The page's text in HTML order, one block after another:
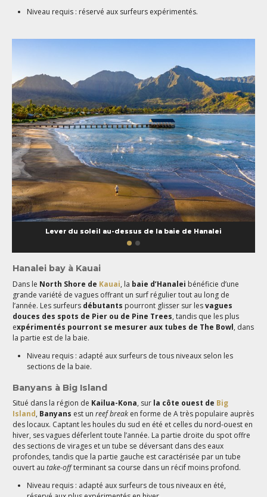
Niveau requis : réservé aux surfeurs expérimentés.
Lever du soleil au-dessus de la baie de Hanalei
Hanalei bay à Kauai
Dans le North Shore de Kauai, la baie d’Hanalei bénéficie d’une
grande variété de vagues offrant un surf régulier tout au long de
l’année. Les surfeurs débutants pourront glisser sur lesvagues
douces des spots de Pier ou de Pine Trees, tandis que les plus
expérimentés pourront se mesurer aux tubes de The Bowl, dans
la partie est de la baie.
Niveau requis : adapté aux surfeurs de tous niveaux selon les
sections de la baie.
Banyans à Big Island
Situé dans la région de Kailua-Kona, sur la côte ouest de Big
Island, Banyans est unreef break en forme de A très populaire auprès
des locaux. Captant les houles du sud en été et celles du nord-ouest en
hiver, ses vagues déferlent toute l’année. La partie droite du spot offre
des sections de virages et un tube se déversant dans des eaux
profondes, tandis que la partie gauche est caractérisée par un tube
ouvert autake-offterminant sa course dans un récif moins profond.
Niveau requis : adapté aux surfeurs de tous niveaux en été,